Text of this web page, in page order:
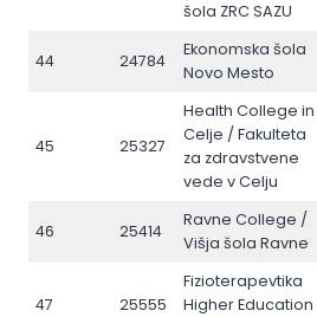
šola ZRC SAZU
44 24784
Ekonomska šola
Novo Mesto
45 25327
Health College in
Celje / Fakulteta
za zdravstvene
vede v Celju
46 25414
Ravne College /
Višja šola Ravne
47 25555
Fizioterapevtika
Higher Education